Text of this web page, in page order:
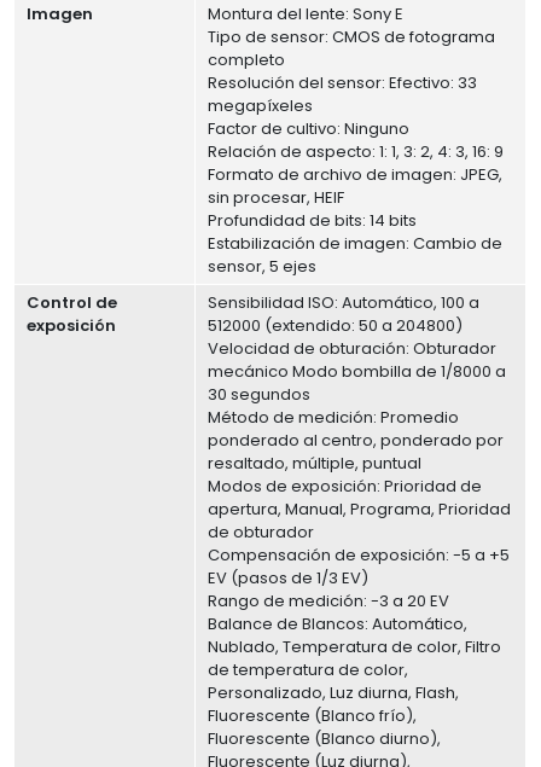
Imagen
Montura del lente: Sony E
Tipo de sensor: CMOS de fotograma
completo
Resolución del sensor: Efectivo: 33
megapíxeles
Factor de cultivo: Ninguno
Relación de aspecto: 1: 1, 3: 2, 4: 3, 16: 9
Formato de archivo de imagen: JPEG,
sin procesar, HEIF
Profundidad de bits: 14 bits
Estabilización de imagen: Cambio de
sensor, 5 ejes
Control de
exposición
Sensibilidad ISO: Automático, 100 a
512000 (extendido: 50 a 204800)
Velocidad de obturación: Obturador
mecánico Modo bombilla de 1/8000 a
30 segundos
Método de medición: Promedio
ponderado al centro, ponderado por
resaltado, múltiple, puntual
Modos de exposición: Prioridad de
apertura, Manual, Programa, Prioridad
de obturador
Compensación de exposición: -5 a +5
EV (pasos de 1/3 EV)
Rango de medición: -3 a 20 EV
Balance de Blancos: Automático,
Nublado, Temperatura de color, Filtro
de temperatura de color,
Personalizado, Luz diurna, Flash,
Fluorescente (Blanco frío),
Fluorescente (Blanco diurno),
Fluorescente (Luz diurna),